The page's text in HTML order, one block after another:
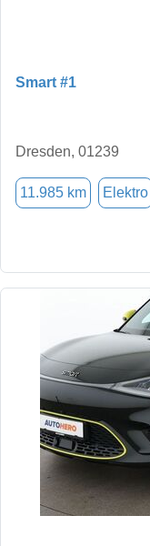
Smart #1
Dresden, 01239
11.985 km Elektro